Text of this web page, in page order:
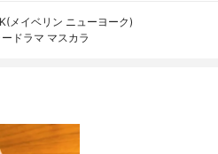
メイベリン ニューヨーク)
ドラマ マスカラ